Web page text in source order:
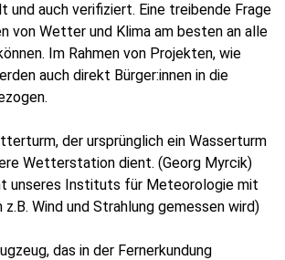
und auch verifiziert. Eine treibende Frage
von Wetter und Klima am besten an alle
Im Rahmen von Projekten, wie
auch direkt Bürger:innen in die
der ursprünglich ein Wasserturm
Wetterstation dient. (Georg Myrcik)
unseres Instituts für Meteorologie mit
Wind und Strahlung gemessen wird)
das in der Fernerkundung